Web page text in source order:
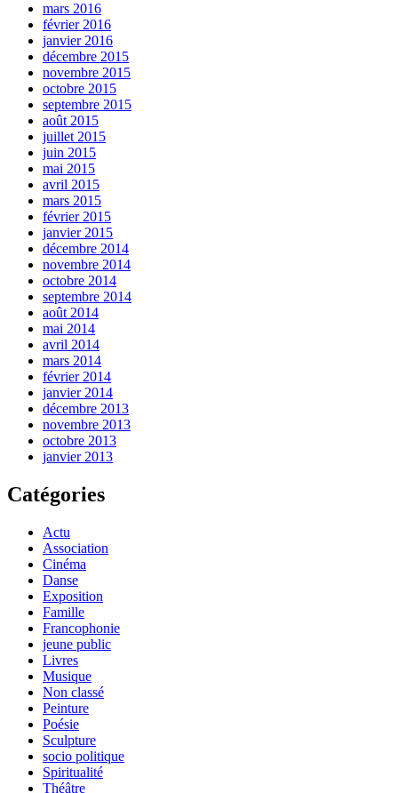
mars 2016
février 2016
janvier 2016
décembre 2015
novembre 2015
octobre 2015
septembre 2015
août 2015
juillet 2015
juin 2015
mai 2015
avril 2015
mars 2015
février 2015
janvier 2015
décembre 2014
novembre 2014
octobre 2014
septembre 2014
août 2014
mai 2014
avril 2014
mars 2014
février 2014
janvier 2014
décembre 2013
novembre 2013
octobre 2013
janvier 2013
Catégories
Actu
Association
Cinéma
Danse
Exposition
Famille
Francophonie
jeune public
Livres
Musique
Non classé
Peinture
Poésie
Sculpture
socio politique
Spiritualité
Théâtre